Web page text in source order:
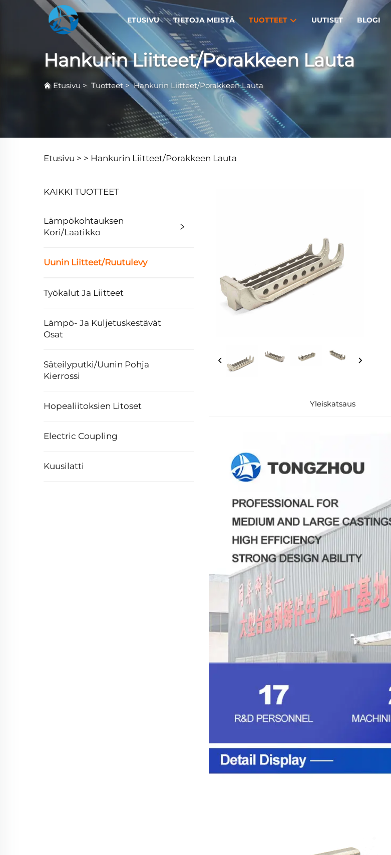
ETUSIVU TIETOJA MEISTÄ TUOTTEET UUTISET BLOGI
Hankurin Liitteet/Porakkeen Lauta
Etusivu > Tuotteet >Hankurin Liitteet/Porakkeen Lauta
Etusivu > > Hankurin Liitteet/Porakkeen Lauta
KAIKKI TUOTTEET
Lämpökohtauksen
Kori/Laatikko
Uunin Liitteet/Ruutulevy
Työkalut Ja Liitteet
Lämpö- Ja Kuljetuskestävät
Osat
Säteilyputki/Uunin Pohja
Kierrossi
Hopealiitoksien Litoset
Electric Coupling
Kuusilatti
Yleiskatsaus